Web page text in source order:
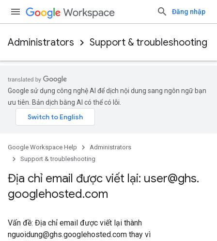
Đăng nhập
Administrators Support & troubleshooting
Google sử dụng công nghệ AI để dịch nội dung sang ngôn ngữ bạn
ưu tiên. Bản dịch bằng AI có thể có lỗi.
Google Workspace Help
Administrators
Support & troubleshooting
Địa chỉ email được viết lại: user@ghs.
googlehosted.com
Vấn đề: Địa chỉ email được viết lại thành
nguoidung@ghs.googlehosted.com thay vì